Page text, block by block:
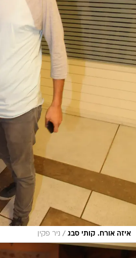
איזה אורח. קותי סבג / ניר פקין